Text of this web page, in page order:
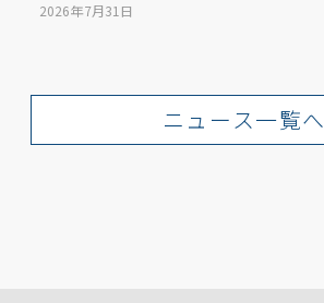
2026年7月31日
ニュース一覧へ